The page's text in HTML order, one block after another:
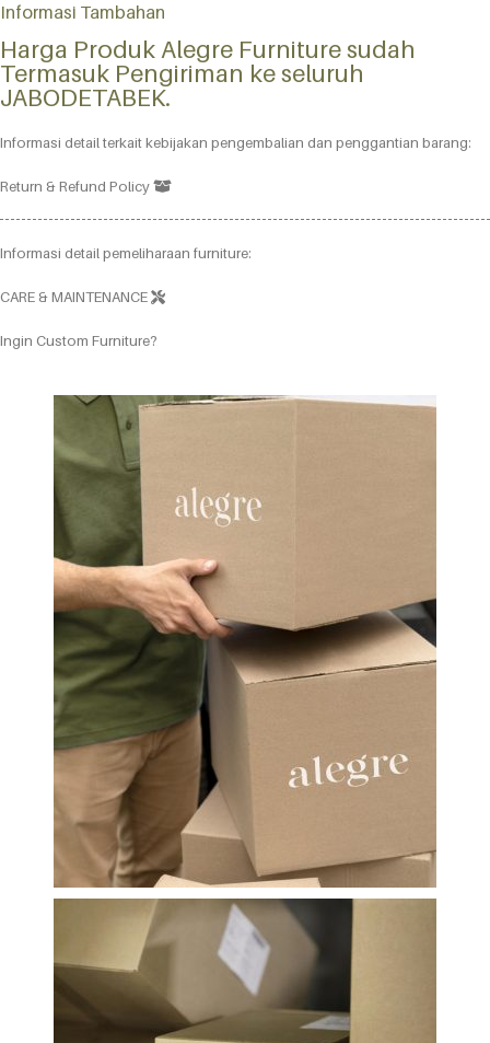
Informasi Tambahan
Harga Produk Alegre Furniture sudah
Termasuk Pengiriman ke seluruh
JABODETABEK.
Informasi detail terkait kebijakan pengembalian dan penggantian barang:
Return & Refund Policy
Informasi detail pemeliharaan furniture:
CARE & MAINTENANCE
Ingin Custom Furniture?